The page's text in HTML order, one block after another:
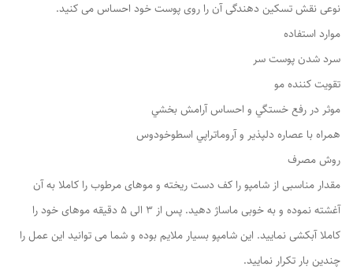
نوعی نقش تسکین دهندگی آن را روی پوست خود احساس می کنید.
موارد استفاده
سرد شدن پوست سر
تقویت کننده مو
موثر در رفع خستگي و احساس آرامش بخشي
همراه با عصاره دلپذير و آروماتراپي اسطوخودوس
روش مصرف
مقدار مناسبی از شامپو را کف دست ریخته و موهای مرطوب را کاملا به آن
آغشته نموده و به خوبی ماساژ دهید. پس از 3 الی 5 دقیقه موهای خود را
کاملا آبکشی نمایید. این شامپو بسیار ملایم بوده و شما می توانید این عمل را
چندین بار تکرار نمایید.